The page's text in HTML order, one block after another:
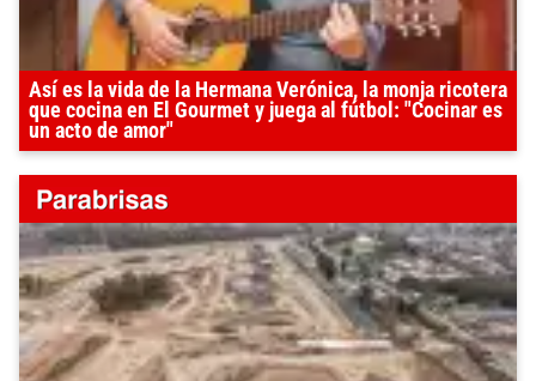
Así es la vida de la Hermana Verónica, la monja ricotera
que cocina en El Gourmet y juega al fútbol: "Cocinar es
un acto de amor"